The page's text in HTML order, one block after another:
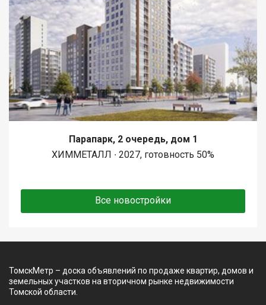
Парапарк, 2 очередь, дом 1
ХИММЕТАЛЛ ∙ 2027, готовность 50%
Все новостройки
ТомскМетр – доска объявлений по продаже квартир, домов и
земельных участков на вторичном рынке недвижимости
Томской области.